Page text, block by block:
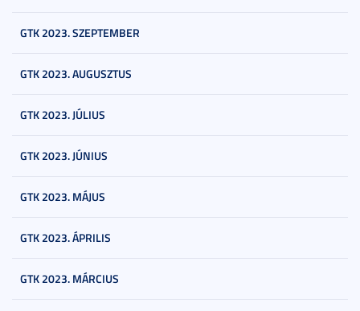
GTK 2023. SZEPTEMBER
GTK 2023. AUGUSZTUS
GTK 2023. JÚLIUS
GTK 2023. JÚNIUS
GTK 2023. MÁJUS
GTK 2023. ÁPRILIS
GTK 2023. MÁRCIUS